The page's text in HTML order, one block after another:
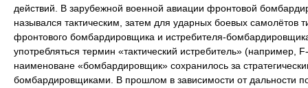
действий. В зарубежной военной авиации фронтовой
назывался тактическим, затем для ударных боевых самолётов
фронтового бомбардировщика и истребителя-
употребляться термин «тактический истребитель» (например,
наименоване «бомбардировщик» сохранилось за
бомбардировщиками. В прошлом в зависимости от дальности